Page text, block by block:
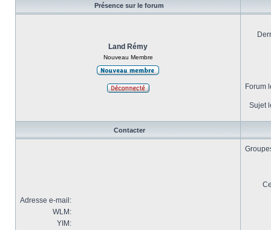
Présence sur le forum
Land Rémy
Nouveau Membre
Forum
Sujet
Contacter
Adresse e-mail:
WLM:
YIM: